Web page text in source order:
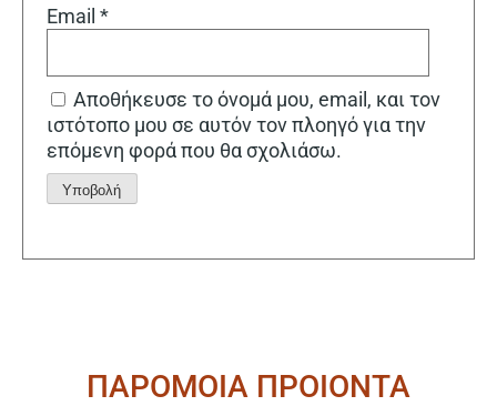
Email *
Αποθήκευσε το όνομά μου, email, και τον
ιστότοπο μου σε αυτόν τον πλοηγό για την
επόμενη φορά που θα σχολιάσω.
ΠΑΡΟΜΟΙΑ ΠΡΟΙΟΝΤΑ